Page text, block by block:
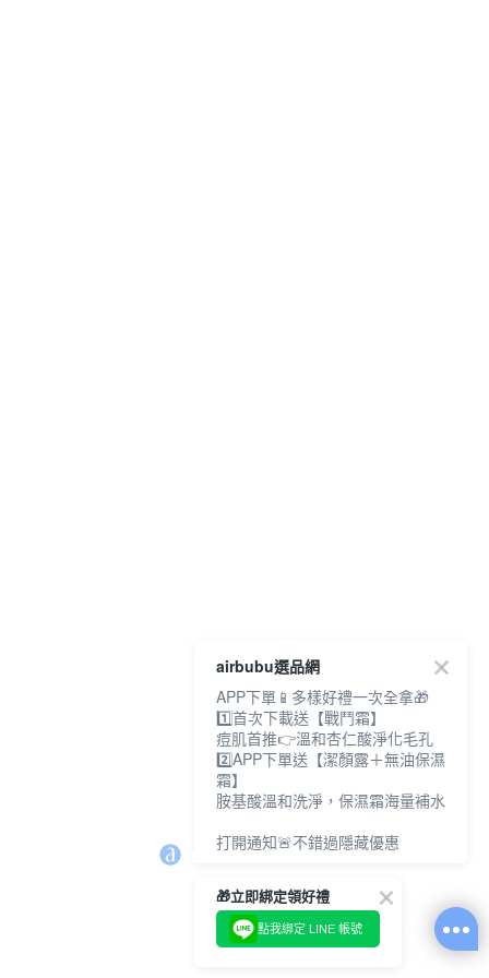
airbubu選品網
APP下單📱多樣好禮一次全拿🎁
1️⃣首次下載送【戰鬥霜】
痘肌首推👉溫和杏仁酸淨化毛孔
2️⃣APP下單送【潔顏露＋無油保濕
霜】
胺基酸溫和洗淨，保濕霜海量補水
打開通知🚨不錯過隱藏優惠
🎁立即綁定領好禮
點我綁定 LINE 帳號